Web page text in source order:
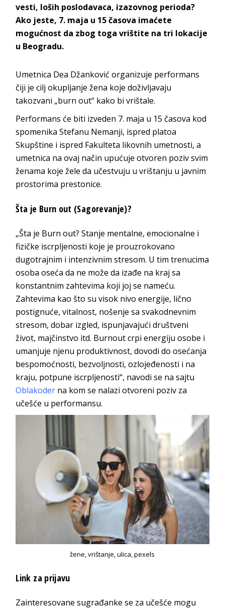
vesti, loših poslodavaca, izazovnog perioda?
Ako jeste, 7. maja u 15 časova imaćete
mogućnost da zbog toga vrištite na tri lokacije
u Beogradu.
Umetnica Dea Džanković organizuje performans
čiji je cilj okupljanje žena koje doživljavaju
takozvani „burn out“ kako bi vrištale.
Performans će biti izveden 7. maja u 15 časova kod
spomenika Stefanu Nemanji, ispred platoa
Skupštine i ispred Fakulteta likovnih umetnosti, a
umetnica na ovaj način upućuje otvoren poziv svim
ženama koje žele da učestvuju u vrištanju u javnim
prostorima prestonice.
Šta je Burn out (Sagorevanje)?
„Šta je Burn out? Stanje mentalne, emocionalne i
fizičke iscrpljenosti koje je prouzrokovano
dugotrajnim i intenzivnim stresom. U tim trenucima
osoba oseća da ne može da izađe na kraj sa
konstantnim zahtevima koji joj se nameću.
Zahtevima kao što su visok nivo energije, lično
postignuće, vitalnost, nošenje sa svakodnevnim
stresom, dobar izgled, ispunjavajući društveni
život, majčinstvo itd. Burnout crpi energiju osobe i
umanjuje njenu produktivnost, dovodi do osećanja
bespomoćnosti, bezvoljnosti, ozlojeđenosti i na
kraju, potpune iscrpljenosti“, navodi se na sajtu
Oblakoder na kom se nalazi otvoreni poziv za
učešće u performansu.
žene, vrištanje, ulica, pexels
Link za prijavu
Zainteresovane sugrađanke se za učešće mogu